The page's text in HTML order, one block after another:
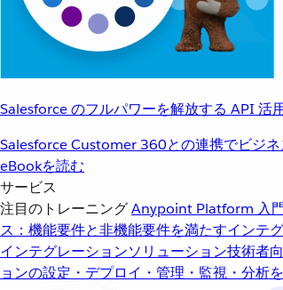
Salesforce のフルパワーを解放する API 活
Salesforce Customer 360との連携でビジ
eBookを読む
サービス
注目のトレーニングAnypoint Platform 入
ス：機能要件と非機能要件を満たすインテ
インテグレーションソリューション技術者
ョンの設定・デプロイ・管理・監視・分析を